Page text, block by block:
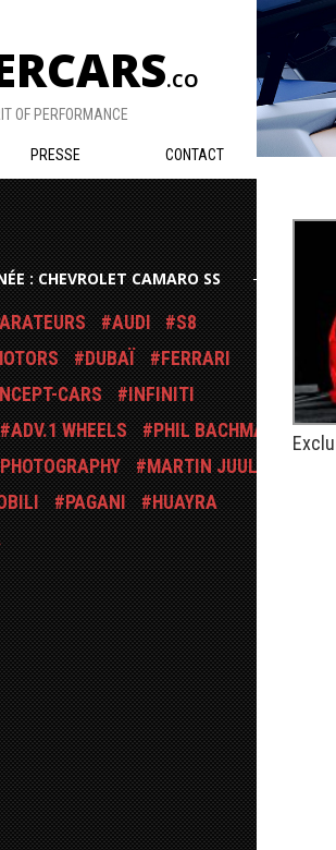
.CO
OF PERFORMANCE
PRESSE CONTACT
: CHEVROLET CAMARO SS
AUDI
S8
DUBAÏ
FERRARI
CARS
INFINITI
ADV.1 WHEELS
PHIL BACHMAN
PHOTOGRAPHY
MARTIN JUUL
PAGANI
HUAYRA